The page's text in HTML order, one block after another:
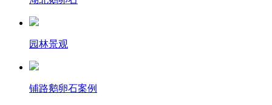
园林景观
铺路鹅卵石案例